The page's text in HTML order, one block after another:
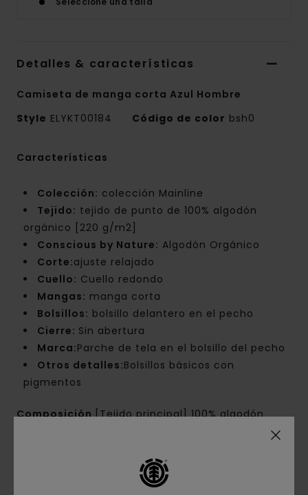
Detalles & características
Camiseta de manga corta Azul Hombre
Style ELYKT00184 Código de color bsh0
Características
Colección: colección Mainline
Tejido: tejido de punto de 100% algodón
orgánico [220 g/m2]
Conscious by Nature: Algodón Orgánico
Corte:ajuste relajado
Cuello: Cuello redondo
Mangas: manga corta
Bolsillos: bolsillo delantero en el pecho
Cierre: Sin abertura
Marca:Parche de tela en el bolsillo del pecho
Otros detalles:Bolsillos básicos con
pigmentos
Composición[Tejido principal] 100% algodón
Envíos y Devoluciones